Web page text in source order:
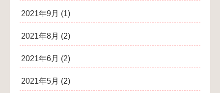
2021年9月 (1)
2021年8月 (2)
2021年6月 (2)
2021年5月 (2)